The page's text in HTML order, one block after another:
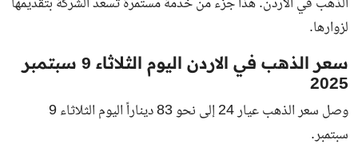
لزوارها.
سعر الذهب في الاردن اليوم الثلاثاء 9 سبتمبر
2025
وصل سعر الذهب عيار 24 إلى نحو 83 ديناراً اليوم الثلاثاء 9
سبتمبر.